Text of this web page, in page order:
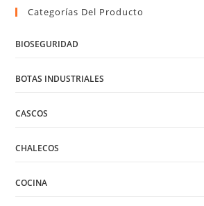
Categorías Del Producto
BIOSEGURIDAD
BOTAS INDUSTRIALES
CASCOS
CHALECOS
COCINA